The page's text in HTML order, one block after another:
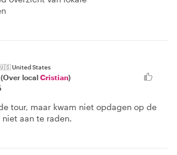
United States
(Over local Cristian)
tour, maar kwam niet opdagen op de
aan te raden.